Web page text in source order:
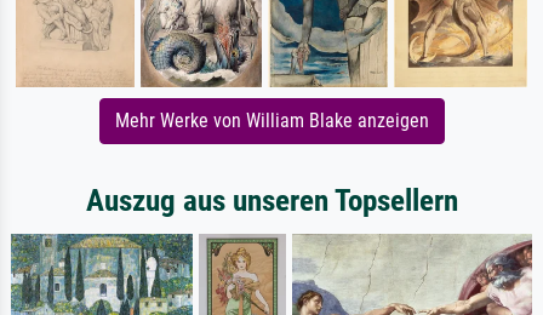
Mehr Werke von William Blake anzeigen
Auszug aus unseren Topsellern